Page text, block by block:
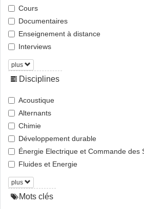
Cours
Documentaires
Enseignement à distance
Interviews
plus
Disciplines
Acoustique
Alternants
Chimie
Développement durable
Énergie Electrique et Commande des
Fluides et Energie
plus
Mots clés